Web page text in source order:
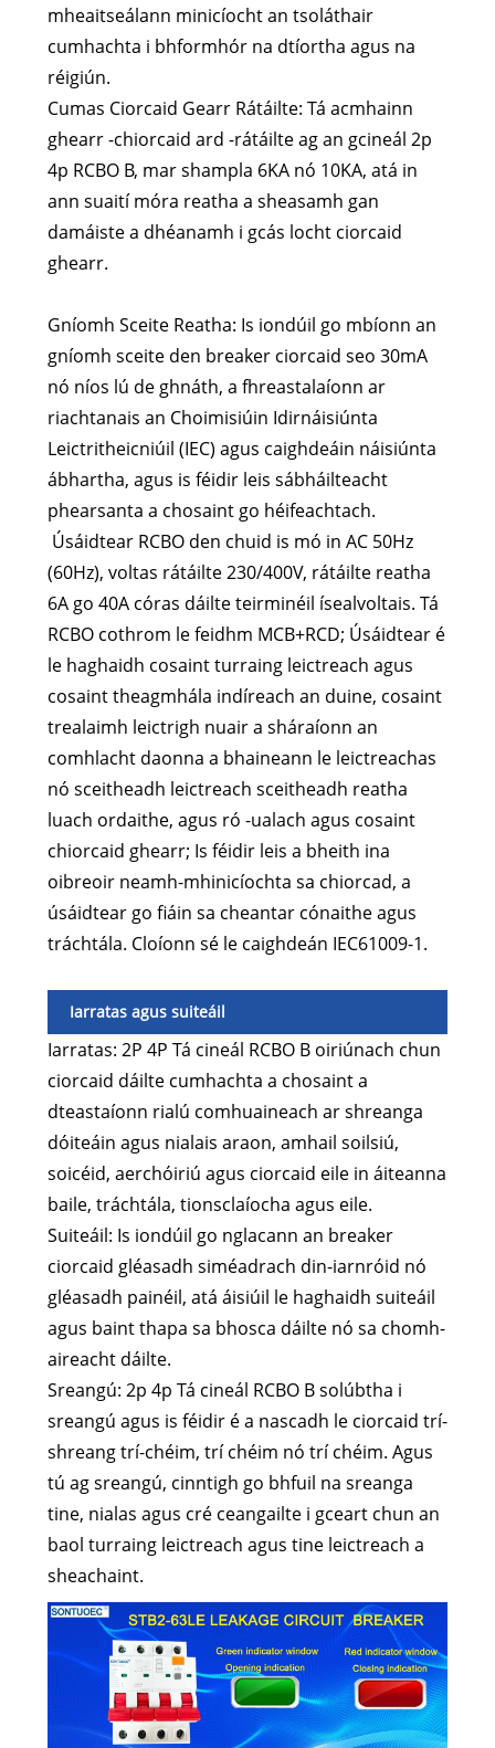
mheaitseálann minicíocht an tsoláthair
cumhachta i bhformhór na dtíortha agus na
réigiún.
Cumas Ciorcaid Gearr Rátáilte: Tá acmhainn
ghearr -chiorcaid ard -rátáilte ag an gcineál 2p
4p RCBO B, mar shampla 6KA nó 10KA, atá in
ann suaití móra reatha a sheasamh gan
damáiste a dhéanamh i gcás locht ciorcaid
ghearr.
Gníomh Sceite Reatha: Is iondúil go mbíonn an
gníomh sceite den breaker ciorcaid seo 30mA
nó níos lú de ghnáth, a fhreastalaíonn ar
riachtanais an Choimisiúin Idirnáisiúnta
Leictritheicniúil (IEC) agus caighdeáin náisiúnta
ábhartha, agus is féidir leis sábháilteacht
phearsanta a chosaint go héifeachtach.
Úsáidtear RCBO den chuid is mó in AC 50Hz
(60Hz), voltas rátáilte 230/400V, rátáilte reatha
6A go 40A córas dáilte teirminéil ísealvoltais. Tá
RCBO cothrom le feidhm MCB+RCD; Úsáidtear é
le haghaidh cosaint turraing leictreach agus
cosaint theagmhála indíreach an duine, cosaint
trealaimh leictrigh nuair a sháraíonn an
comhlacht daonna a bhaineann le leictreachas
nó sceitheadh ​​leictreach sceitheadh ​​reatha
luach ordaithe, agus ró -ualach agus cosaint
chiorcaid ghearr; Is féidir leis a bheith ina
oibreoir neamh-mhinicíochta sa chiorcad, a
úsáidtear go fiáin sa cheantar cónaithe agus
tráchtála. Cloíonn sé le caighdeán IEC61009-1.
Iarratas agus suiteáil
Iarratas: 2P 4P Tá cineál RCBO B oiriúnach chun
ciorcaid dáilte cumhachta a chosaint a
dteastaíonn rialú comhuaineach ar shreanga
dóiteáin agus nialais araon, amhail soilsiú,
soicéid, aerchóiriú agus ciorcaid eile in áiteanna
baile, tráchtála, tionsclaíocha agus eile.
Suiteáil: Is iondúil go nglacann an breaker
ciorcaid gléasadh siméadrach din-iarnróid nó
gléasadh painéil, atá áisiúil le haghaidh suiteáil
agus baint thapa sa bhosca dáilte nó sa chomh-
aireacht dáilte.
Sreangú: 2p 4p Tá cineál RCBO B solúbtha i
sreangú agus is féidir é a nascadh le ciorcaid trí-
shreang trí-chéim, trí chéim nó trí chéim. Agus
tú ag sreangú, cinntigh go bhfuil na sreanga
tine, nialas agus cré ceangailte i gceart chun an
baol turraing leictreach agus tine leictreach a
sheachaint.